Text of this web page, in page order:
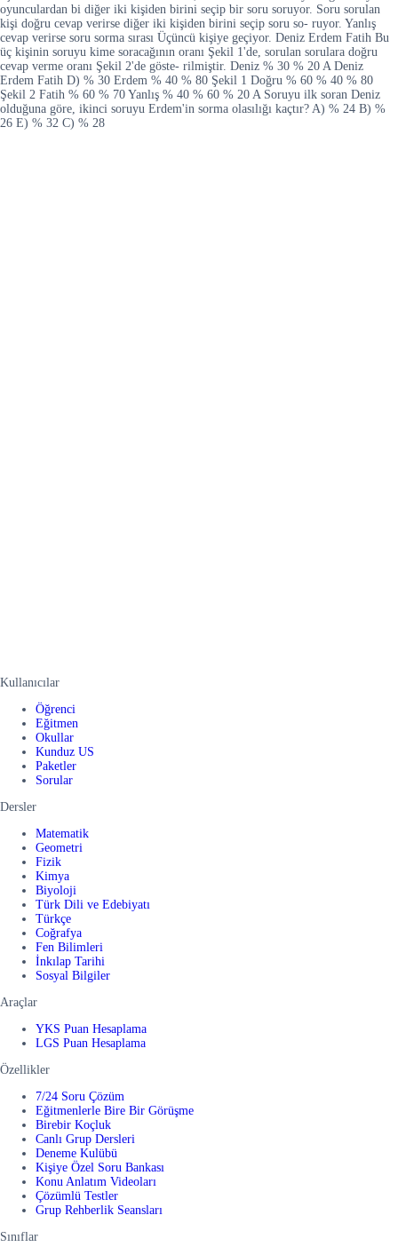
oyunculardan bi diğer iki kişiden birini seçip bir soru soruyor. Soru sorulan
kişi doğru cevap verirse diğer iki kişiden birini seçip soru so- ruyor. Yanlış
cevap verirse soru sorma sırası Üçüncü kişiye geçiyor. Deniz Erdem Fatih Bu
üç kişinin soruyu kime soracağının oranı Şekil 1'de, sorulan sorulara doğru
cevap verme oranı Şekil 2'de göste- rilmiştir. Deniz % 30 % 20 A Deniz
Erdem Fatih D) % 30 Erdem % 40 % 80 Şekil 1 Doğru % 60 % 40 % 80
Şekil 2 Fatih % 60 % 70 Yanlış % 40 % 60 % 20 A Soruyu ilk soran Deniz
olduğuna göre, ikinci soruyu Erdem'in sorma olasılığı kaçtır? A) % 24 B) %
26 E) % 32 C) % 28
Kullanıcılar
Öğrenci
Eğitmen
Okullar
Kunduz US
Paketler
Sorular
Dersler
Matematik
Geometri
Fizik
Kimya
Biyoloji
Türk Dili ve Edebiyatı
Türkçe
Coğrafya
Fen Bilimleri
İnkılap Tarihi
Sosyal Bilgiler
Araçlar
YKS Puan Hesaplama
LGS Puan Hesaplama
Özellikler
7/24 Soru Çözüm
Eğitmenlerle Bire Bir Görüşme
Birebir Koçluk
Canlı Grup Dersleri
Deneme Kulübü
Kişiye Özel Soru Bankası
Konu Anlatım Videoları
Çözümlü Testler
Grup Rehberlik Seansları
Sınıflar